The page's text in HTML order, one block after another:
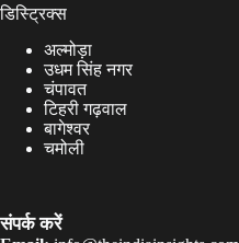
डिस्ट्रिक्स
अल्मोड़ा
उधम सिंह नगर
चंपावत
टिहरी गढ़वाल
बागेश्वर
चमोली
संपर्क करें